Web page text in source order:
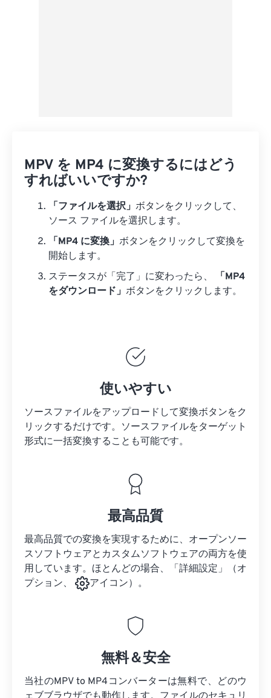
MPV を MP4 に変換するにはどう
すればいいですか?
「ファイルを選択」 ボタンをクリックして、
ソース ファイルを選択します。
「MP4 に変換」 ボタンをクリックして変換を
開始します。
ステータスが「完了」に変わったら、
「MP4
をダウンロード」 ボタンをクリックします。
使いやすい
ソースファイルをアップロードして変換ボタンをク
リックするだけです。 ソースファイルをターゲット
形式に一括変換することも可能です。
最高品質
最高品質での変換を実現するために、オープンソー
スソフトウェアとカスタムソフトウェアの両方を使
用しています。ほとんどの場合、「詳細設定」（オ
プション、
アイコン）。
無料＆安全
当社のMPV to MP4コンバーターは無料で、どのウ